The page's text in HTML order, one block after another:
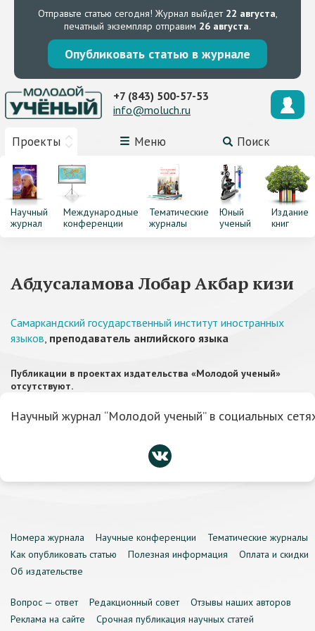
Отправьте статью сегодня! Журнал выйдет 22 августа,
печатный экземпляр отправим 26 августа.
Опубликовать статью в журнале
Проекты Меню Поиск
+7 (843) 500-57-53
info@moluch.ru
Научный
журнал
Международные
конференции
Тематические
журналы
Юный
ученый
Издание
книг
Абдусаламова Лобар Акбар кизи
Самаркандский государственный институт иностранных
языков, преподаватель английского языка
Публикации в проектах издательства «Молодой ученый»
отсутствуют.
Научный журнал “Молодой ученый” в социальных
Номера журнала Научные конференции
Тематические журналы
Как опубликовать статью
Полезная информация
Оплата и скидки
Об издательстве
Вопрос — ответ Редакционный совет
Отзывы наших авторов
Реклама на сайте
Срочная публикация научных статей